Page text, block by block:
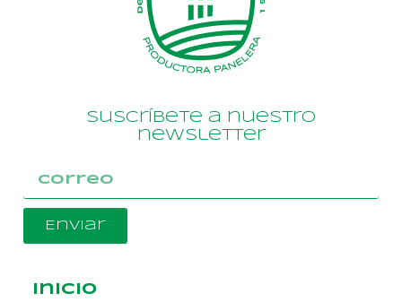
Suscríbete a nuestro
newsletter
Enviar
Inicio